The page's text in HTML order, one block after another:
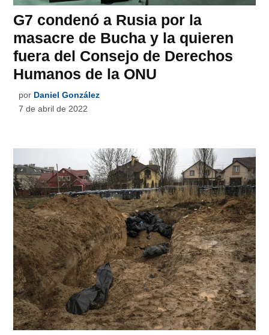
G7 condenó a Rusia por la
masacre de Bucha y la quieren
fuera del Consejo de Derechos
Humanos de la ONU
por Daniel González
7 de abril de 2022